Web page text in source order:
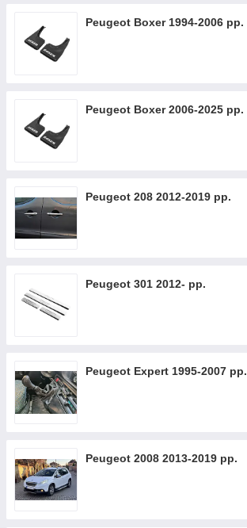
Peugeot Boxer 1994-2006 рр.
Peugeot Boxer 2006-2025 рр.
Peugeot 208 2012-2019 рр.
Peugeot 301 2012- рр.
Peugeot Expert 1995-2007 рр.
Peugeot 2008 2013-2019 рр.